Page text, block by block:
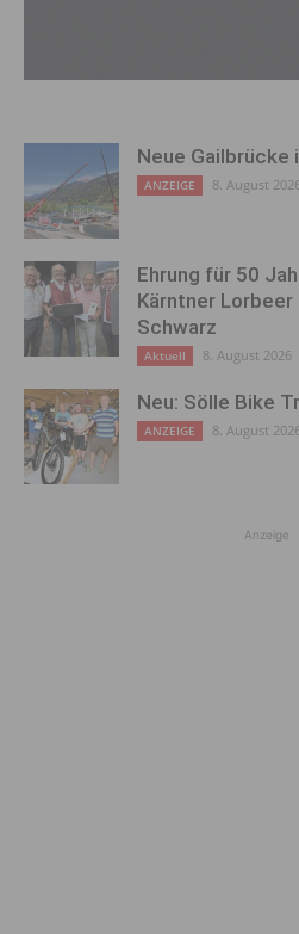
Neue Gailbrücke
ANZEIGE 8. August
Ehrung für 50
Kärntner
Schwarz
Aktuell 8. August 2026
Neu: Sölle Bike
ANZEIGE 8. August
Anzeige